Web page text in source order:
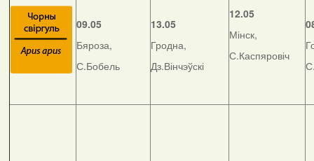
09.05
Бяроза,
С.Бобель
13.05
Гродна,
Дз.Вінчэўскі
12.05
Мінск,
С.Каспяровіч